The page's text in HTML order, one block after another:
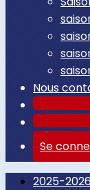
Nous
Se
2025-2026